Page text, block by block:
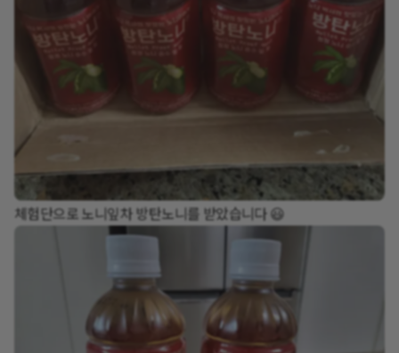
체험단으로 노니잎차 방탄노니를 받았습니다 😃